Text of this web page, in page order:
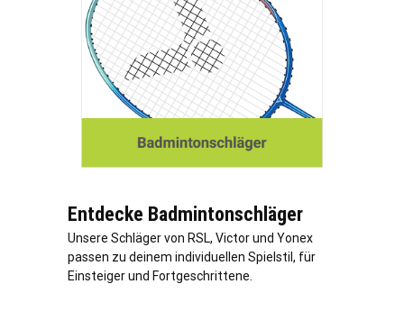
Entdecke Badmintonschläger
Unsere Schläger von RSL, Victor und Yonex
passen zu deinem individuellen Spielstil, für
Einsteiger und Fortgeschrittene.